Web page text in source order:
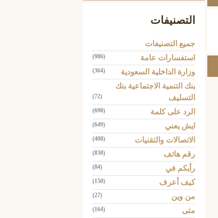
التصنيفات
جميع التصنيفات
استفسارات عامة
(986)
وزارة الداخلية السعودية (364)
بنك التنمية الاجتماعية بنك
التسليف
(72)
الرد على كلمة (690)
ايش يعني (649)
الاتصالات والتقنيات (408)
رقم هاتف (830)
رأيكم في (84)
كيف أعرف (150)
من وين (27)
متى (164)